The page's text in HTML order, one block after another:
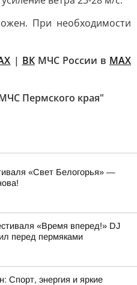
При необходимости
| ВКМЧС России в MAX
Пермского края"
«Свет Белогорья» —
«Время вперед!» DJ
перед пермяками
Спорт, энергия и яркие